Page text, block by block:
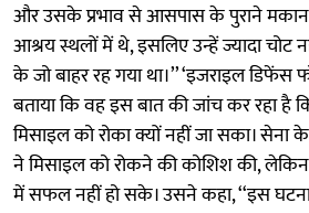
और उसके प्रभाव से आसपास के पुराने
आश्रय स्थलों में थे, इसलिए उन्हें ज्यादा
के जो बाहर रह गया था।’’ ‘इजराइल
बताया कि वह इस बात की जांच कर रहा है
मिसाइल को रोका क्यों नहीं जा सका। सेना के
ने मिसाइल को रोकने की कोशिश की, लेकिन
में सफल नहीं हो सके। उसने कहा, ‘‘इस घटना